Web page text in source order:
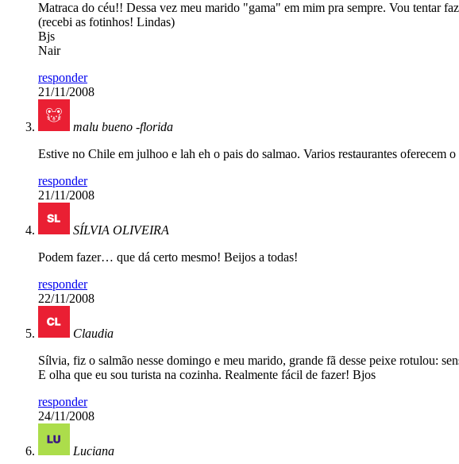
Matraca do céu!! Dessa vez meu marido "gama" em mim pra sempre. Vou tentar
(recebi as fotinhos! Lindas)
Bjs
Nair
responder
21/11/2008
malu bueno -florida
Estive no Chile em julhoo e lah eh o pais do salmao. Varios restaurantes oferecem
responder
21/11/2008
SÍLVIA OLIVEIRA
Podem fazer… que dá certo mesmo! Beijos a todas!
responder
22/11/2008
Claudia
Sílvia, fiz o salmão nesse domingo e meu marido, grande fã desse peixe rotulou:
E olha que eu sou turista na cozinha. Realmente fácil de fazer! Bjos
responder
24/11/2008
Luciana